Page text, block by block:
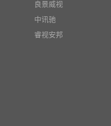
良景威视
中讯驰
睿视安邦